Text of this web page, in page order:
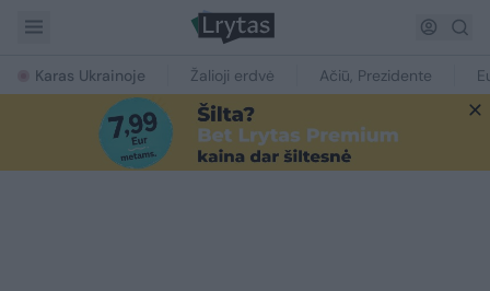
Karas Ukrainoje Žalioji erdvė Ačiū, Prezidente